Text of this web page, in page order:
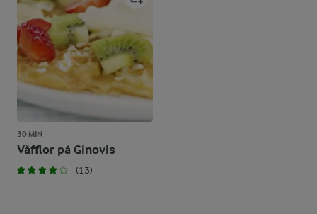
30 MIN
Våfflor på Ginovis
(13)